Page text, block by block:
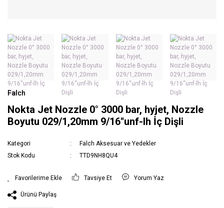
Falch
Nokta Jet Nozzle 0° 3000 bar, hyjet, Nozzle
Boyutu 029/1,20mm 9/16''unf-lh İç Dişli
Kategori
Falch Aksesuar ve Yedekler
Stok Kodu
TTD9NH8QU4
Tavsiye Et Yorum Yaz
Ürünü Paylaş